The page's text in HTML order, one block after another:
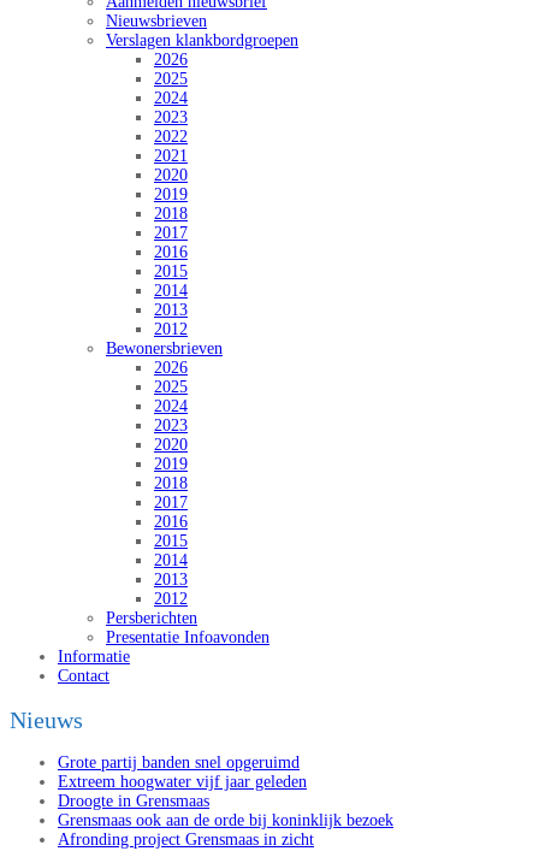
Nieuwsbrieven
Verslagen klankbordgroepen
2026
2025
2024
2023
2022
2021
2020
2019
2018
2017
2016
2015
2014
2013
2012
Bewonersbrieven
2026
2025
2024
2023
2020
2019
2018
2017
2016
2015
2014
2013
2012
Persberichten
Presentatie Infoavonden
Informatie
Contact
Nieuws
Grote partij banden snel opgeruimd
Extreem hoogwater vijf jaar geleden
Droogte in Grensmaas
Grensmaas ook aan de orde bij koninklijk bezoek
Afronding project Grensmaas in zicht